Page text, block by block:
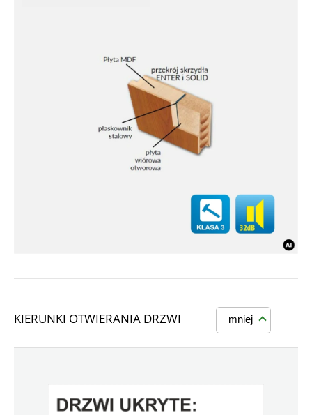
KIERUNKI OTWIERANIA DRZWI mniej